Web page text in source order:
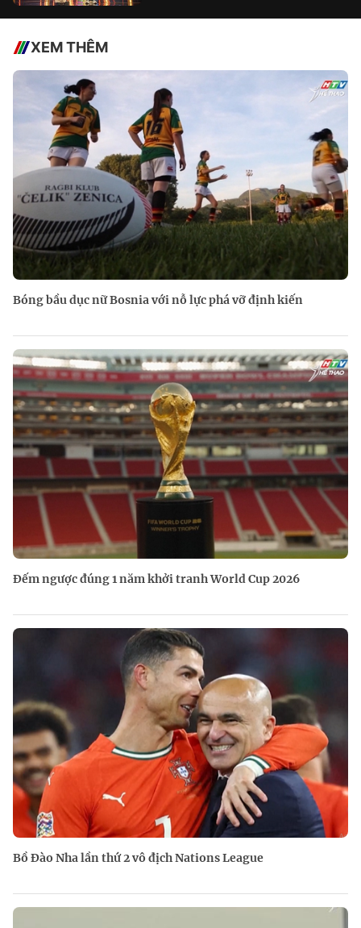
XEM THÊM
Bóng bầu dục nữ Bosnia với nỗ lực phá vỡ định kiến
Đếm ngược đúng 1 năm khởi tranh World Cup 2026
Bồ Đào Nha lần thứ 2 vô địch Nations League